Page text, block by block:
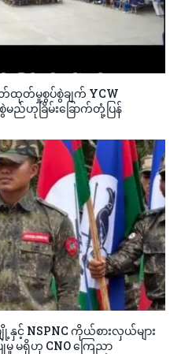
တ်ထုတ်မှုစွပ်စွဲချက် YCW
မည်ဟုခြိမ်းခြောက်တုံ့ပြန်
ျို့နှင့် NSPNC ကိုယ်စားလှယ်များ
မရှိဟု CNO ကြေညာ